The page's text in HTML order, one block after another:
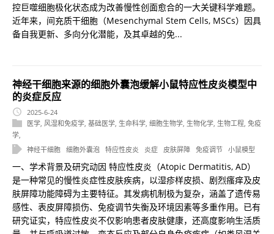
控巨噬细胞极化状态成为改善慢性创面愈合的一大关键科学难题。
近年来，间充质干细胞（Mesenchymal Stem Cells, MSCs）因具
备自我更新、多向分化潜能，及其卓越的免...
神经干细胞来源的细胞外囊泡缓解小鼠特应性皮炎模型中
的炎症反应
2025-6-24
医学 风湿和免疫学 基础医学 生命科学 细胞生物学 生物化学 生物工程 免疫
学
神经干细胞
细胞外囊泡 特应性皮炎 炎症 皮肤屏障 免疫调节 小鼠模型
一、学术背景及研究动因 特应性皮炎（Atopic Dermatitis, AD）
是一种常见的慢性炎症性皮肤疾病，以湿疹样皮损、剧烈瘙痒及皮
肤屏障功能障碍为主要特征。其发病机制极为复杂，涵盖了遗传易
感性、表皮屏障损伤、免疫调节失衡及环境因素等多重作用。已有
研究证实，特应性皮炎不仅影响患者皮肤健康，还高度影响生活质